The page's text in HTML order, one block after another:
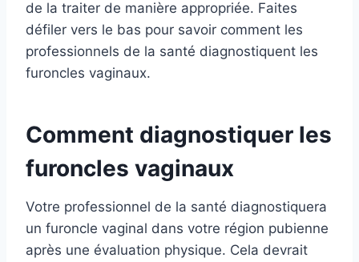
de la traiter de manière appropriée. Faites
défiler vers le bas pour savoir comment les
professionnels de la santé diagnostiquent les
furoncles vaginaux.
Comment diagnostiquer les
furoncles vaginaux
Votre professionnel de la santé diagnostiquera
un furoncle vaginal dans votre région pubienne
après une évaluation physique. Cela devrait